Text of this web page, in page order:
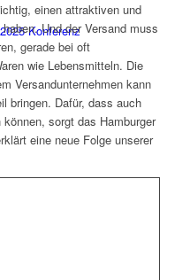
Konferenz
einen attraktiven und
Und der Versand muss
gerade bei oft
wie Lebensmitteln. Die
Versandunternehmen kann
bringen. Dafür, dass auch
sorgt das Hamburger
eine neue Folge unserer